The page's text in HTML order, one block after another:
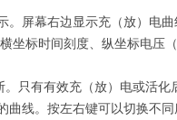
屏幕右边显示充（放）电
标时间刻度、纵坐标电压
只有有效充（放）电或活化
线。按左右键可以切换不